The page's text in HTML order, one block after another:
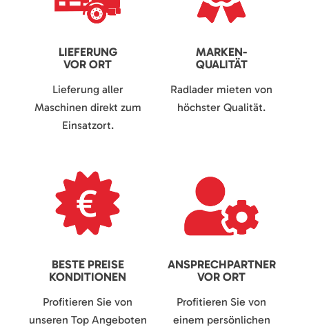
LIEFERUNG
VOR ORT
Lieferung aller
Maschinen direkt zum
Einsatzort.
MARKEN-
QUALITÄT
Radlader mieten von
höchster Qualität.
BESTE PREISE
KONDITIONEN
Profitieren Sie von
unseren Top Angeboten
ANSPRECHPARTNER
VOR ORT
Profitieren Sie von
einem persönlichen